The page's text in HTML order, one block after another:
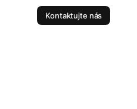
Kontaktujte nás